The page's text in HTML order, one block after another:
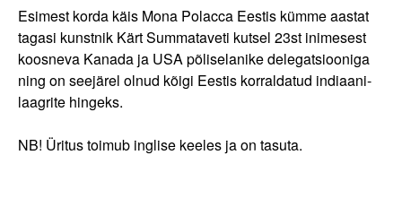
Esimest korda käis Mona Polacca Eestis kümme aastat
tagasi kunstnik Kärt Summataveti kutsel 23st inimesest
koosneva Kanada ja USA põliselanike delegatsiooniga
ning on seejärel olnud kõigi Eestis korraldatud indiaani-
laagrite hingeks.
NB! Üritus toimub inglise keeles ja on tasuta.